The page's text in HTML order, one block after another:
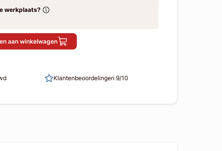
werkplaats?
aan winkelwagen
Klantenbeoordelingen 9/10